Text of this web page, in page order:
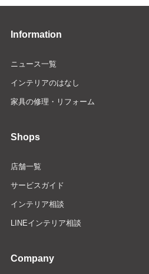
Information
ニュース一覧
インテリアのはなし
家具の修理・リフォーム
Shops
店舗一覧
サービスガイド
インテリア相談
LINEインテリア相談
Company